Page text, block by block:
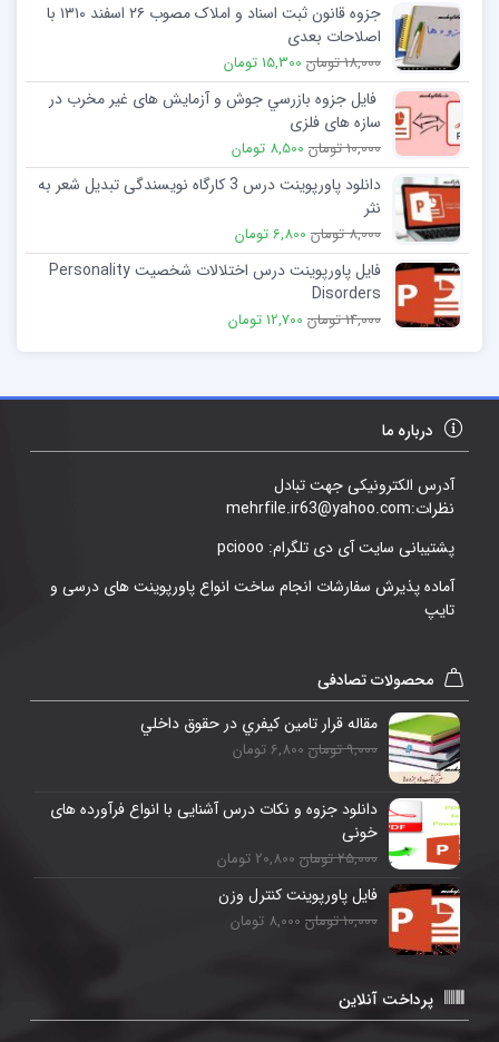
جزوه قانون ثبت اسناد و املاک مصوب ۲۶ اسفند ۱۳۱۰ با
اصلاحات بعدی
18,000 تومان 15,300 تومان
فایل جزوه بازرسي جوش و آزمايش های غير مخرب در
سازه های فلزی
10,000 تومان 8,500 تومان
دانلود پاورپوینت درس 3 کارگاه نویسندگی تبدیل شعر به
نثر
8,000 تومان 6,800 تومان
فایل پاورپوینت درس اختلالات شخصيت Personality
Disorders
14,000 تومان 12,700 تومان
درباره ما
آدرس الکترونیکی جهت تبادل
نظرات:mehrfile.ir63@yahoo.com
پشتیبانی سایت آی دی تلگرام: pciooo
آماده پذیرش سفارشات انجام ساخت انواع پاورپوینت های درسی و
تایپ
محصولات تصادفی
مقاله قرار تامين كيفري در حقوق داخلي
9,000 تومان 6,800 تومان
دانلود جزوه و نکات درس آشنایی با انواع فرآورده های
خونی
25,000 تومان 20,800 تومان
فایل پاورپوینت کنترل وزن
10,000 تومان 8,000 تومان
پرداخت آنلاین